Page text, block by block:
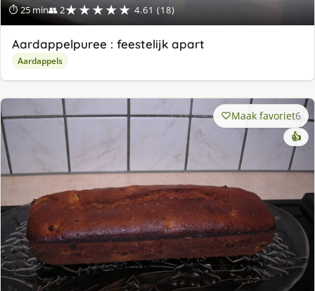
⏱ 25 min👥 2★★★★★ 4.61 (18)
Aardappelpuree : feestelijk apart
Aardappels
Maak favoriet6
👍